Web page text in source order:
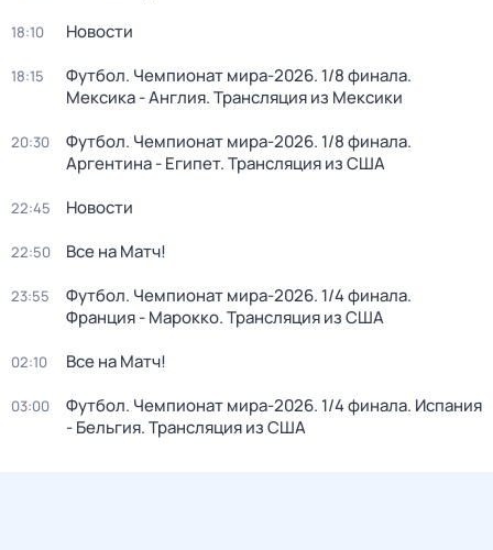
18:10 Новости
18:15
Футбол. Чемпионат мира-2026. 1/8 финала.
Мексика - Англия. Трансляция из Мексики
20:30
Футбол. Чемпионат мира-2026. 1/8 финала.
Аргентина - Египет. Трансляция из США
22:45 Новости
22:50 Все на Матч!
23:55
Футбол. Чемпионат мира-2026. 1/4 финала.
Франция - Марокко. Трансляция из США
02:10 Все на Матч!
03:00
Футбол. Чемпионат мира-2026. 1/4 финала. Испания
- Бельгия. Трансляция из США